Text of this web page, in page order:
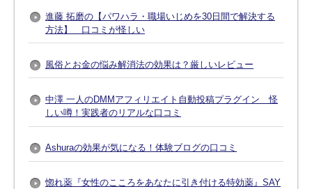
進藤 拓磨の【パワハラ・職場いじめを30日間で解決する
方法】 口コミが怪しい
風俗とお金の悩み解消法の効果は？厳しいレビュー
中澤 一人のDMMアフィリエイト自動投稿プラグイン 怪
しい噂！実践者のリアルな口コミ
Ashuraの効果が気になる！体験ブログの口コミ
惚れ薬『女性のこころをあなたに引き付ける特効薬』SAY